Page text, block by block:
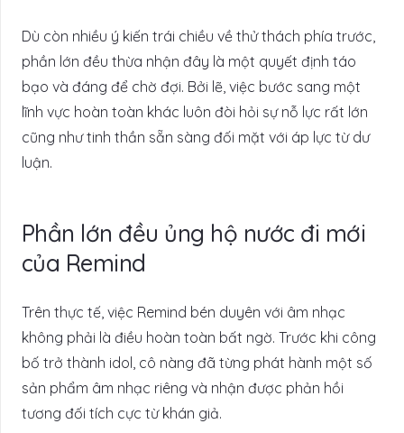
Dù còn nhiều ý kiến trái chiều về thử thách phía trước,
phần lớn đều thừa nhận đây là một quyết định táo
bạo và đáng để chờ đợi. Bởi lẽ, việc bước sang một
lĩnh vực hoàn toàn khác luôn đòi hỏi sự nỗ lực rất lớn
cũng như tinh thần sẵn sàng đối mặt với áp lực từ dư
luận.
Phần lớn đều ủng hộ nước đi mới
của Remind
Trên thực tế, việc Remind bén duyên với âm nhạc
không phải là điều hoàn toàn bất ngờ. Trước khi công
bố trở thành idol, cô nàng đã từng phát hành một số
sản phẩm âm nhạc riêng và nhận được phản hồi
tương đối tích cực từ khán giả.